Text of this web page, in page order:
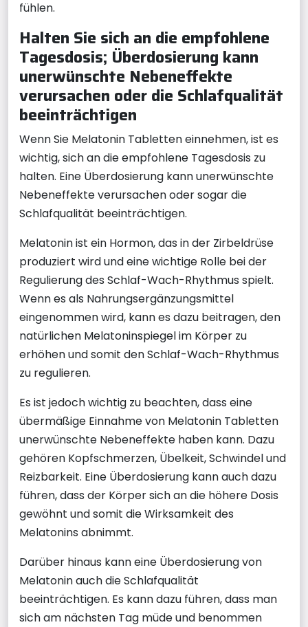
fühlen.
Halten Sie sich an die empfohlene
Tagesdosis; Überdosierung kann
unerwünschte Nebeneffekte
verursachen oder die Schlafqualität
beeinträchtigen
Wenn Sie Melatonin Tabletten einnehmen, ist es
wichtig, sich an die empfohlene Tagesdosis zu
halten. Eine Überdosierung kann unerwünschte
Nebeneffekte verursachen oder sogar die
Schlafqualität beeinträchtigen.
Melatonin ist ein Hormon, das in der Zirbeldrüse
produziert wird und eine wichtige Rolle bei der
Regulierung des Schlaf-Wach-Rhythmus spielt.
Wenn es als Nahrungsergänzungsmittel
eingenommen wird, kann es dazu beitragen, den
natürlichen Melatoninspiegel im Körper zu
erhöhen und somit den Schlaf-Wach-Rhythmus
zu regulieren.
Es ist jedoch wichtig zu beachten, dass eine
übermäßige Einnahme von Melatonin Tabletten
unerwünschte Nebeneffekte haben kann. Dazu
gehören Kopfschmerzen, Übelkeit, Schwindel und
Reizbarkeit. Eine Überdosierung kann auch dazu
führen, dass der Körper sich an die höhere Dosis
gewöhnt und somit die Wirksamkeit des
Melatonins abnimmt.
Darüber hinaus kann eine Überdosierung von
Melatonin auch die Schlafqualität
beeinträchtigen. Es kann dazu führen, dass man
sich am nächsten Tag müde und benommen